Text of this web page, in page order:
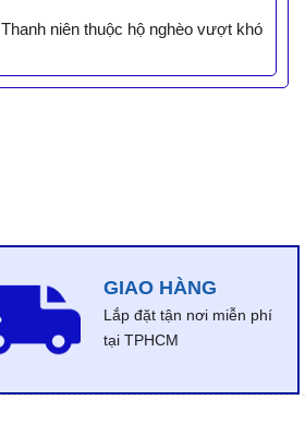
Thanh niên thuộc hộ nghèo vượt khó
GIAO HÀNG
Lắp đặt tận nơi miễn phí
tại TPHCM